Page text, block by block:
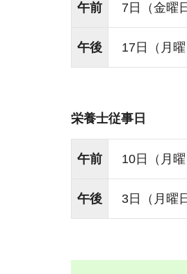
午前 7日（金曜
午後 17日（月
栄養士従事日
午前 10日（月
午後 3日（月曜